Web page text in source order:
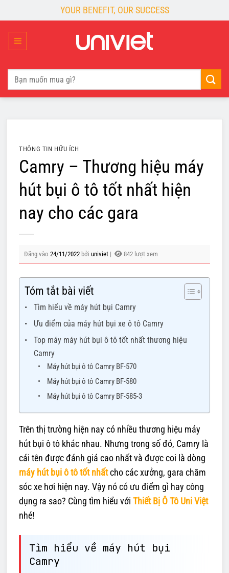
to
content
YOUR BENEFIT, OUR SUCCESS
Tìm
kiếm:
THÔNG TIN HỮU ÍCH
Camry – Thương hiệu máy
hút bụi ô tô tốt nhất hiện
nay cho các gara
Đăng vào 24/11/2022 bởi univiet | 842 lượt xem
Tóm tắt bài viết
Tìm hiểu về máy hút bụi Camry
Ưu điểm của máy hút bụi xe ô tô Camry
Top máy máy hút bụi ô tô tốt nhất thương hiệu
Camry
Máy hút bụi ô tô Camry BF-570
Máy hút bụi ô tô Camry BF-580
Máy hút bụi ô tô Camry BF-585-3
Trên thị trường hiện nay có nhiều thương hiệu máy
hút bụi ô tô khác nhau. Nhưng trong số đó, Camry là
cái tên được đánh giá cao nhất và được coi là dòng
máy hút bụi ô tô tốt nhấtcho các xưởng, gara chăm
sóc xe hơi hiện nay. Vậy nó có ưu điểm gì hay công
dụng ra sao? Cùng tìm hiểu với Thiết Bị Ô Tô Uni Việt
nhé!
Tìm hiểu về máy hút bụi
Camry